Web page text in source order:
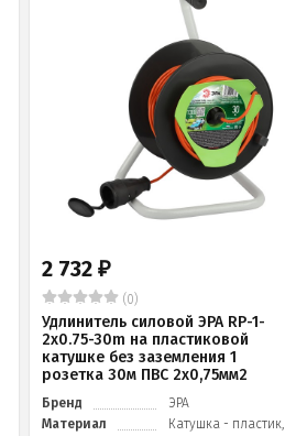
2 732 ₽
(0)
Удлинитель силовой ЭРА RP-1-
2x0.75-30m на пластиковой
катушке без заземления 1
розетка 30м ПВС 2х0,75мм2
Бренд
ЭРА
Материал
Катушка - пластик,